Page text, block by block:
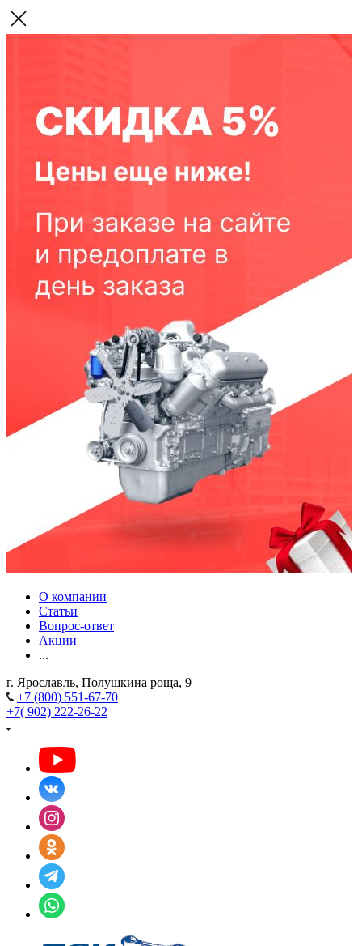
О компании
Статьи
Вопрос-ответ
Акции
...
г. Ярославль, Полушкина роща, 9
+7 (800) 551-67-70
+7( 902) 222-26-22